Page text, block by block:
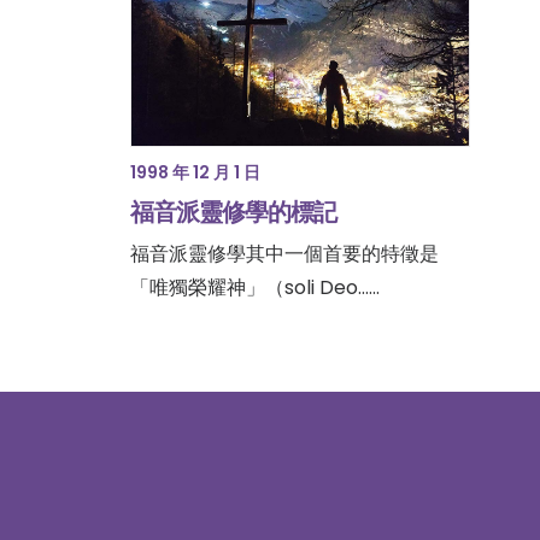
1998 年 12 月 1 日
福音派靈修學的標記
福音派靈修學其中一個首要的特徵是
「唯獨榮耀神」（soli Deo……